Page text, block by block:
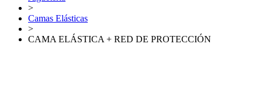
>
Camas Elásticas
>
CAMA ELÁSTICA + RED DE PROTECCIÓN